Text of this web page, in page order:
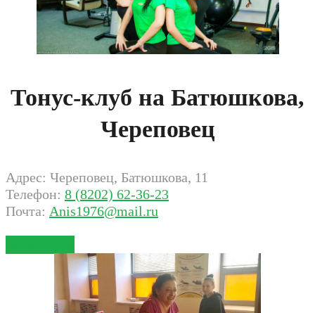
Тонус-клуб на Батюшкова,
Череповец
Адрес: Череповец, Батюшкова, 11
Телефон: 8 (8202) 62-36-23
Почта: Anis1976@mail.ru